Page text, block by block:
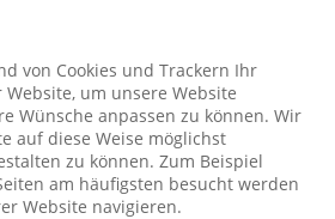
von Cookies und Trackern Ihr
um unsere Website
Wünsche anpassen zu können. Wir
auf diese Weise möglichst
zu können. Zum Beispiel
am häufigsten besucht werden
Website navigieren.